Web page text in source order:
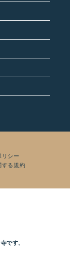
リシー
する規約
です。